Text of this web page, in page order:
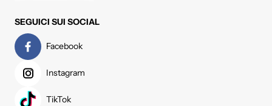
SEGUICI SUI SOCIAL
Facebook
Instagram
TikTok